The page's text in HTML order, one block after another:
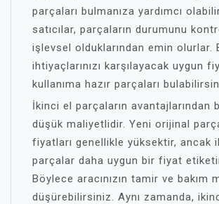
parçaları bulmanıza yardımcı
satıcılar, parçaların durumunu
işlevsel olduklarından emin olurlar.
ihtiyaçlarınızı karşılayacak uygun
kullanıma hazır parçaları
İkinci el parçaların avantajlarından
düşük maliyetlidir. Yeni orijinal
fiyatları genellikle yüksektir, ancak
parçalar daha uygun bir fiyat
Böylece aracınızın tamir ve bakım
düşürebilirsiniz. Aynı zamanda,